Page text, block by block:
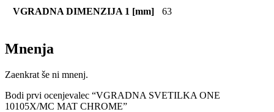
VGRADNA DIMENZIJA 1 [mm] 63
Mnenja
Zaenkrat še ni mnenj.
Bodi prvi ocenjevalec “VGRADNA SVETILKA ONE
10105X/MC MAT CHROME”